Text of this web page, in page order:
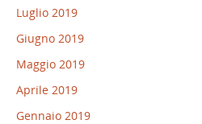
Luglio 2019
Giugno 2019
Maggio 2019
Aprile 2019
Gennaio 2019